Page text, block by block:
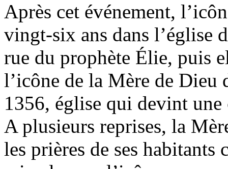
Après cet événement,
vingt-six ans dans l’église
rue du prophète Élie, puis
l’icône de la Mère de Dieu
1356, église qui devint
A plusieurs reprises, la
les prières de ses habitants